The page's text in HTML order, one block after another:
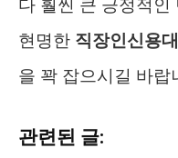
다 훨씬 큰 긍정적인
현명한 직장인신용
을 꽉 잡으시길 바랍
관련된 글: